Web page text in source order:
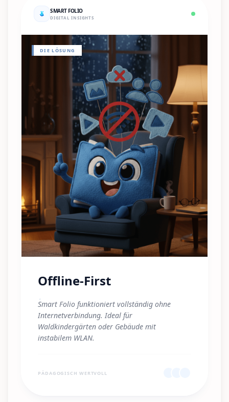
SMART FOLIO
DIGITAL INSIGHTS
DIE LÖSUNG
Offline-First
"
Smart Folio funktioniert vollständig ohne
Internetverbindung. Ideal für
Waldkindergärten oder Gebäude mit
instabilem WLAN.
PÄDAGOGISCH WERTVOLL